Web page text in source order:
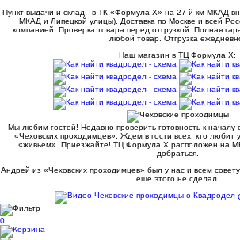
Пункт выдачи и склад - в ТК «Формула X» на 27-й км МКАД
МКАД и Липецкой улицы). Доставка по Москве и всей
компанией. Проверка товара перед отгрузкой. Полная
любой товар. Отгрузка
Наш магазин в ТЦ Формула Х:
Мы любим гостей! Недавно проверить готовность к
«Чеховских проходимцев». Ждем в гости всех, кто любит
«живьем». Приезжайте! ТЦ Формула Х расположен на
добраться.
Андрей из «Чеховских проходимцев» был у нас и всем
еще этого не сделал.
0